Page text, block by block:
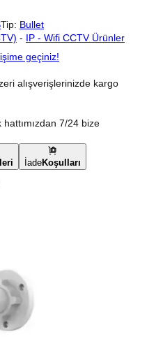
Tip: Bullet
- IP - Wifi CCTV Ürünler
geçiniz!
alışverişlerinizde kargo
hattımızdan 7/24 bize
İadeKoşulları